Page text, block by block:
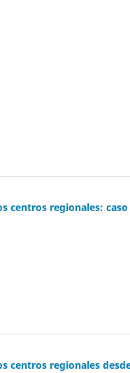
centros regionales: caso
centros regionales